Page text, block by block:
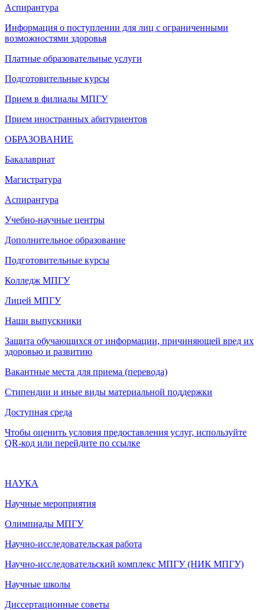
Аспирантура
Информация о поступлении для лиц с ограниченными
возможностями здоровья
Платные образовательные услуги
Подготовительные курсы
Прием в филиалы МПГУ
Прием иностранных абитуриентов
ОБРАЗОВАНИЕ
Бакалавриат
Магистратура
Аспирантура
Учебно-научные центры
Дополнительное образование
Подготовительные курсы
Колледж МПГУ
Лицей МПГУ
Наши выпускники
Защита обучающихся от информации, причиняющей вред их
здоровью и развитию
Вакантные места для приема (перевода)
Стипендии и иные виды материальной поддержки
Доступная среда
Чтобы оценить условия предоставления услуг, используйте
QR-код или перейдите по ссылке
НАУКА
Научные мероприятия
Олимпиады МПГУ
Научно-исследовательская работа
Научно-исследовательский комплекс МПГУ (НИК МПГУ)
Научные школы
Диссертационные советы